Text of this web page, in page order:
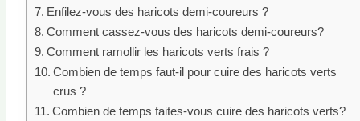
Enfilez-vous des haricots demi-coureurs ?
Comment cassez-vous des haricots demi-coureurs?
Comment ramollir les haricots verts frais ?
Combien de temps faut-il pour cuire des haricots verts
crus ?
Combien de temps faites-vous cuire des haricots verts?